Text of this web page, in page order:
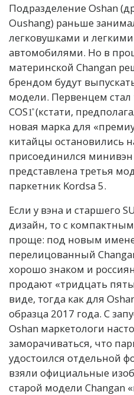
Подразделение Oshan
Oushang) раньше
легковушками и
автомобилями. Но в
материнской Changan
брендом будут
модели. Первенцем
COS1̊ (кстати,
новая марка для
китайцы остановились
присоединился минивэн
представлена третья
паркетник Kordsa 5.
Если у вэна и старшего
дизайн, то с
проще: под новым
перелицованный
хорошо знаком и
продают «тридцать
виде, тогда как для
образца 2017 года. С
Oshan маркетологи
заморачиваться, что
удостоился отдельной
взяли официальные
старой модели Changan